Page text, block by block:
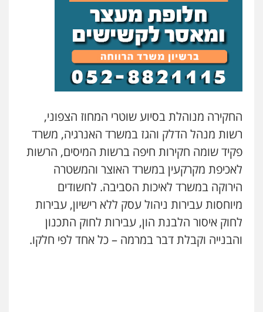
החקירה מנוהלת בסיוע שוטרי המחוז הצפוני,
רשות מנהל הדלק והגז במשרד האנרגיה, משרד
פקיד שומה חקירות חיפה ברשות המיסים, הרשות
לאכיפת מקרקעין במשרד האוצר והמשטרה
הירוקה במשרד לאיכות הסביבה. לחשודים
מיוחסות עבירות ניהול עסק ללא רישיון, עבירות
לחוק איסור הלבנת הון, עבירות לחוק התכנון
והבנייה וקבלת דבר במרמה – כל אחד לפי חלקו.
עו"ד יניב זוסמן
פלילי כלכלי פשיעה חמורה
וחקירות
0525199949
גל דהן – משרד עורך דין פלילי
פלילי פשיעה חמורה סמים מעצרים
וחקירות
0544723840
חנא בולוס – משרד עורכי דין
פלילי פשיעה חמורה צווארון לבן נזיקין
0546661544
עו"ד אורי רינצקי
פלילי כלכלי ניהול משפטים
0506216813